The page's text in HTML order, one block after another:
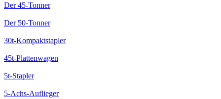
Der 45-Tonner
Der 50-Tonner
30t-Kompaktstapler
45t-Plattenwagen
5t-Stapler
5-Achs-Auflieger